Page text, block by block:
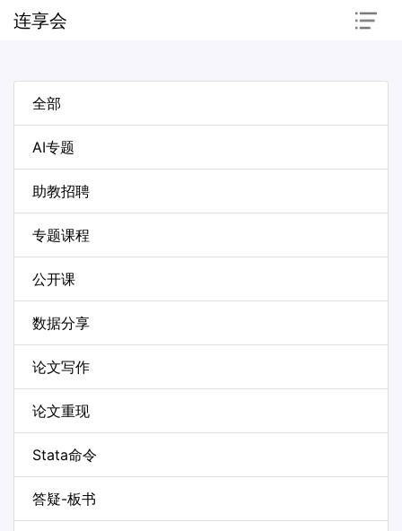
连享会
全部
AI专题
助教招聘
专题课程
公开课
数据分享
论文写作
论文重现
Stata命令
答疑-板书